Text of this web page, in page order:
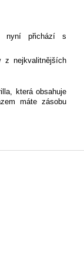
nyní přichází s
z nejkvalitnějších
která obsahuje
máte zásobu